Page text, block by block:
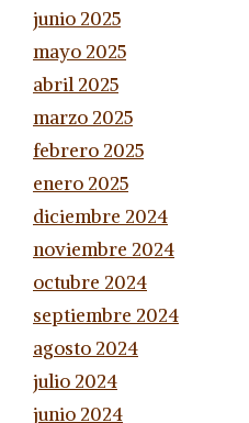
junio 2025
mayo 2025
abril 2025
marzo 2025
febrero 2025
enero 2025
diciembre 2024
noviembre 2024
octubre 2024
septiembre 2024
agosto 2024
julio 2024
junio 2024